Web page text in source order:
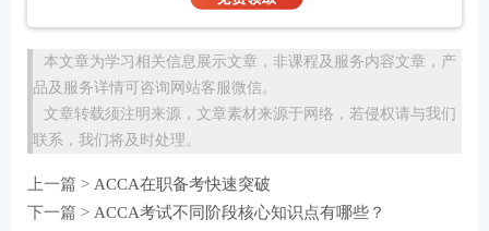
本文章为学习相关信息展示文章，非课程及服务内容文章，产
品及服务详情可咨询网站客服微信。
文章转载须注明来源，文章素材来源于网络，若侵权请与我们
联系，我们将及时处理。
上一篇 > ACCA在职备考快速突破
下一篇 > ACCA考试不同阶段核心知识点有哪些？